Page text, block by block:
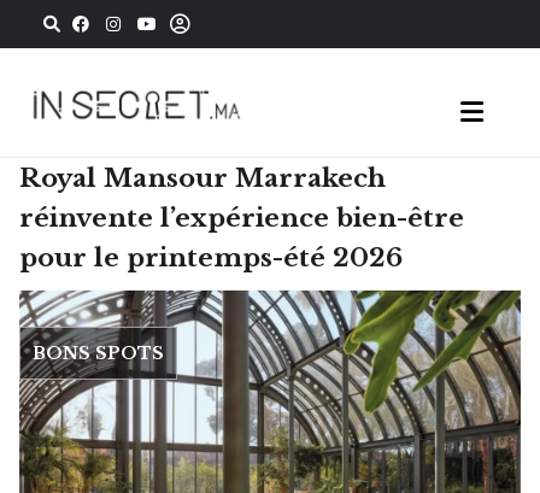
Royal Mansour Marrakech
réinvente l’expérience bien-être
pour le printemps-été 2026
BONS SPOTS